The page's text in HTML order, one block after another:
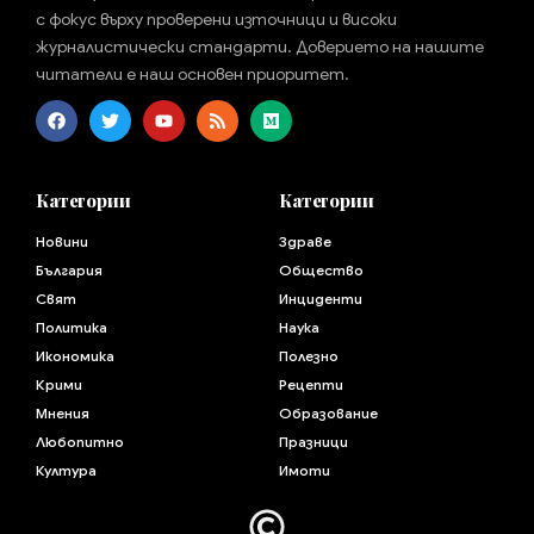
с фокус върху проверени източници и високи
журналистически стандарти. Доверието на нашите
читатели е наш основен приоритет.
Категории
Новини
България
Свят
Политика
Икономика
Крими
Мнения
Любопитно
Култура
Категории
Здраве
Общество
Инциденти
Наука
Полезно
Рецепти
Образование
Празници
Имоти